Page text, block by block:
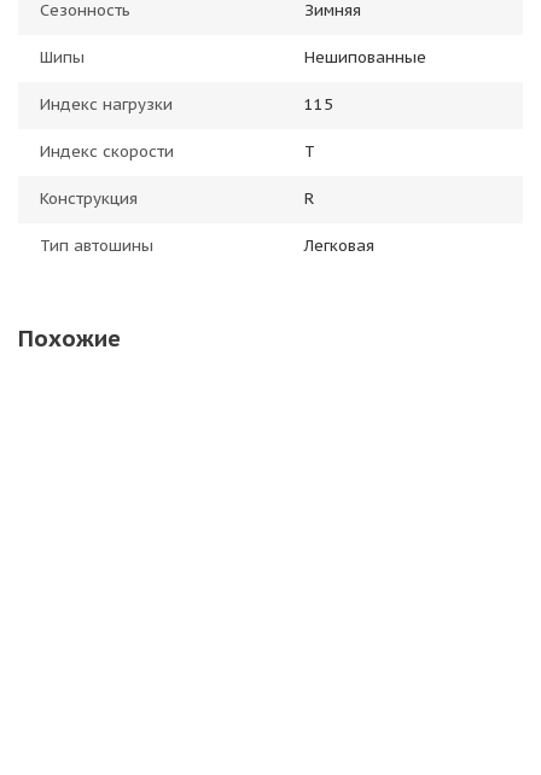
Сезонность Зимняя
Шипы Нешипованные
Индекс нагрузки 115
Индекс скорости T
Конструкция R
Тип автошины Легковая
Похожие